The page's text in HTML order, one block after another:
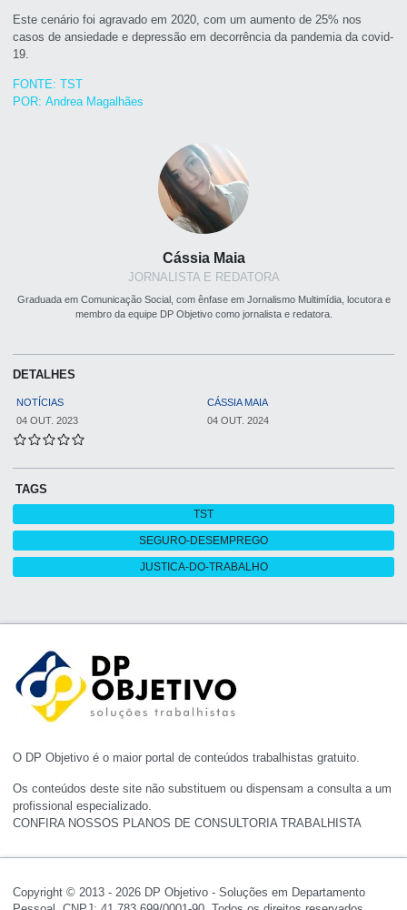
Cássia Maia
JORNALISTA E REDATORA
Graduada em Comunicação Social, com ênfase em Jornalismo Multimídia, locutora e
membro da equipe DP Objetivo como jornalista e redatora.
DETALHES
NOTÍCIAS
CÁSSIA MAIA
04 OUT. 2023
04 OUT. 2024
TAGS
TST
SEGURO-DESEMPREGO
JUSTICA-DO-TRABALHO
Este cenário foi agravado em 2020, com um aumento de 25% nos
casos de ansiedade e depressão em decorrência da pandemia da covid-
19.
FONTE: TST
POR: Andrea Magalhães
O DP Objetivo é o maior portal de conteúdos trabalhistas gratuito.
Os conteúdos deste site não substituem ou dispensam a consulta a um
profissional especializado.
CONFIRA NOSSOS PLANOS DE CONSULTORIA TRABALHISTA
Copyright © 2013 - 2026 DP Objetivo - Soluções em Departamento